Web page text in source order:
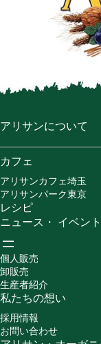
アリサンについて
カフェ
アリサンカフェ埼玉
アリサンパーク東京
レシピ
ニュース・ イベント
個人販売
卸販売
生産者紹介
私たちの想い
採用情報
お問い合わせ